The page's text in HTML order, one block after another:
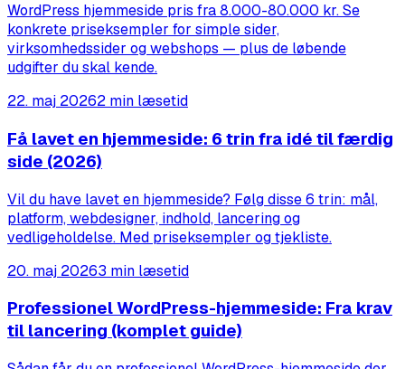
WordPress hjemmeside pris fra 8.000-80.000 kr. Se
konkrete priseksempler for simple sider,
virksomhedssider og webshops — plus de løbende
udgifter du skal kende.
22. maj 20262 min læsetid
Få lavet en hjemmeside: 6 trin fra idé til færdig
side (2026)
Vil du have lavet en hjemmeside? Følg disse 6 trin: mål,
platform, webdesigner, indhold, lancering og
vedligeholdelse. Med priseksempler og tjekliste.
20. maj 20263 min læsetid
Professionel WordPress-hjemmeside: Fra krav
til lancering (komplet guide)